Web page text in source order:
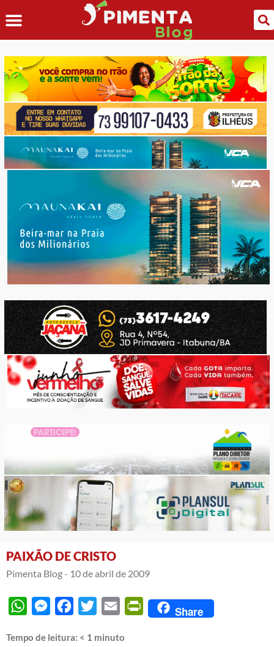
PAIXÃO DE CRISTO
Pimenta Blog - 10 de abril de 2009
WhatsAppMessengerFacebook
Twitter Email PrintFriendly
Share
Tempo de leitura: < 1 minuto